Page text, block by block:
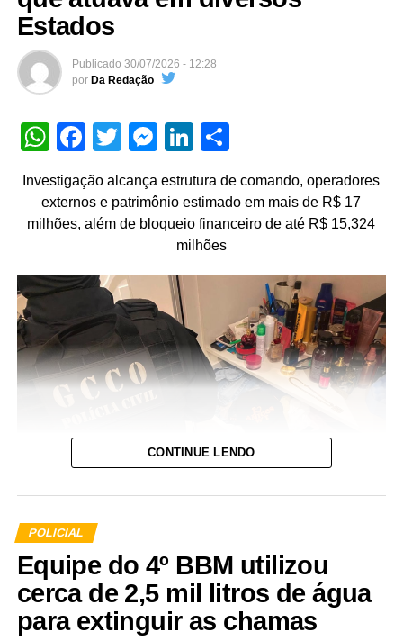
Estados
Publicado 30/07/2026 - 12:28
por Da Redação
WhatsApp
Facebook
TwitterMessenger
LinkedIn
Investigação alcança estrutura de comando, operadores
externos e patrimônio estimado em mais de R$ 17
milhões, além de bloqueio financeiro de até R$ 15,324
milhões
A Polícia Civil de Mato Grosso deflagrou, nesta quinta-
feira (29.7), a Operação Replay para cumprimento de 10
mandados de prisão preventiva, mandados de busca e
CONTINUE LENDO
POLICIAL
Equipe do 4º BBM utilizou
cerca de 2,5 mil litros de água
para extinguir as chamas